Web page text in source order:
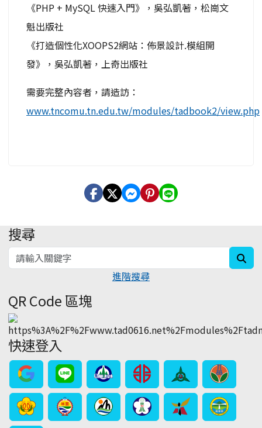
《PHP + MySQL 快速入門》，吳弘凱著，松崗文
魁出版社
《打造個性化XOOPS2網站：佈景設計.模組開
發》，吳弘凱著，上奇出版社
需要完整內容者，請造訪：
www.tncomu.tn.edu.tw/modules/tadbook2/view.php
:::
搜尋
進階搜尋
QR Code 區塊
快速登入